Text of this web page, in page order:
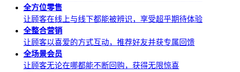
全方位零售
让顾客在线上与线下都能被辨识，享受超乎期待体验
全整合营销
让顾客以喜爱的方式互动，推荐好友并获专属回馈
全场景会员
让顾客无论在哪都能不断回购，获得无限惊喜